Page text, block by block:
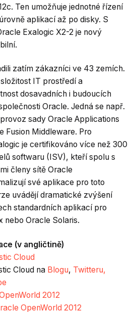
Ten umožňuje jednotné řízení
aplikací až po disky. S
Exalogic X2-2 je nový
zatím zákazníci ve 43 zemích.
IT prostředí a
dosavadních i budoucích
Oracle. Jedná se např.
sady Oracle Applications
Fusion Middleware. Pro
je certifikováno více než 300
softwaru (ISV), kteří spolu s
členy sítě Oracle
své aplikace pro toto
uvádějí dramatické zvýšení
standardních aplikací pro
nebo Oracle Solaris.
(v angličtině)
Cloud
Cloud na Blogu, Twitteru,
2012
OpenWorld 2012